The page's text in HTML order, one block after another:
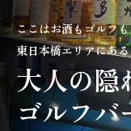
ここはお酒もゴルフ
東日本橋エリアにある
大人の隠
ゴルフバ